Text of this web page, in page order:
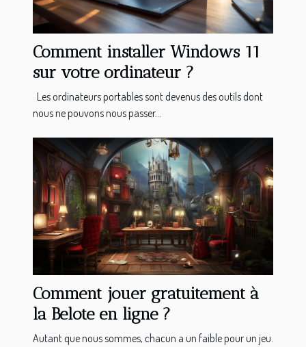
Comment installer Windows 11
sur votre ordinateur ?
Les ordinateurs portables sont devenus des outils dont
nous ne pouvons nous passer...
Comment jouer gratuitement à
la Belote en ligne ?
Autant que nous sommes, chacun a un faible pour un jeu.